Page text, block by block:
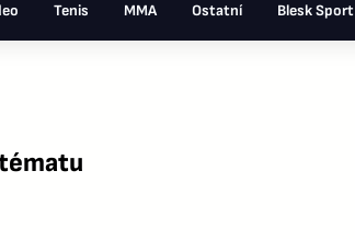
Tenis MMA Ostatní Blesk Sport